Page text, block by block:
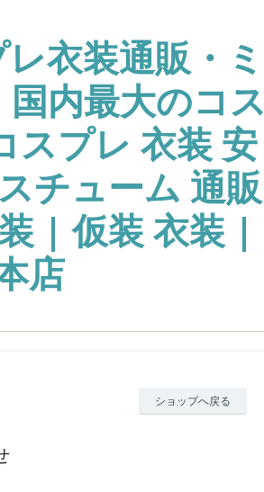
衣装通販・ミ
内最大のコス
スプレ 衣装 安
チューム 通販
| 仮装 衣装 |
店
ショップへ戻る